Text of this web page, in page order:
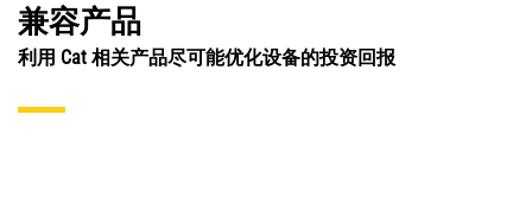
兼容产品
利用 Cat 相关产品尽可能优化设备的投资回报